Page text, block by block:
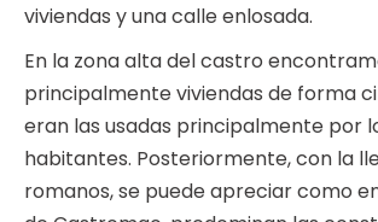
viviendas y una calle enlosada.
En la zona alta del castro
principalmente viviendas de forma
eran las usadas principalmente por
habitantes. Posteriormente, con la
romanos, se puede apreciar como